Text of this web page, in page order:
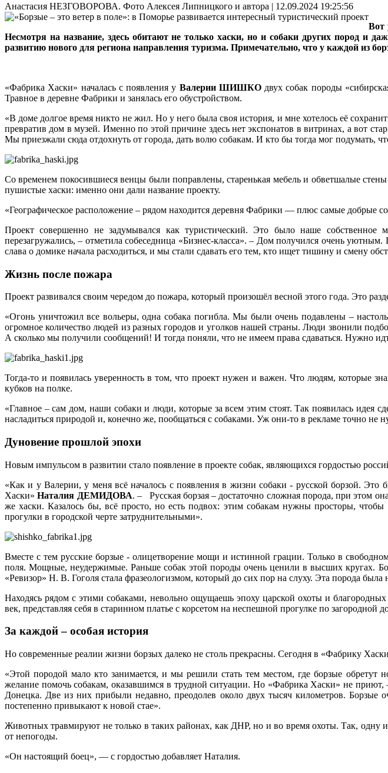
Анастасия НЕЗГОВОРОВА. Фото Алексея Липницкого и автора | 12.09.2024 19:25:56
Вот
Несмотря на название, здесь обитают не только хаски, но и собаки других пород и
развитию нового для региона направления туризма. Примечательно, что у каждой из
«Фабрика Хаски» началась с появления у Валерии ШИШКО двух собак породы
Травное в деревне Фабрики и занялась его обустройством.
«В доме долгое время никто не жил. Но у него была своя история, и мне хотелось её
превратив дом в музей. Именно по этой причине здесь нет экспонатов в витринах, а вот
Мы приезжали сюда отдохнуть от города, дать волю собакам. И кто бы тогда мог подумать,
Со временем покосившиеся венцы были поправлены, старенькая мебель и обветшалые
пушистые хаски: именно они дали название проекту.
«Географическое расположение – рядом находится деревня Фабрики — плюс самые добрые
Проект совершенно не задумывался как туристический. Это было наше
перезагружались, – отметила собеседница «Бизнес-класса». – Дом получился очень
слава о домике начала расходиться, и мы стали сдавать его тем, кто ищет тишину и смену
Жизнь после пожара
Проект развивался своим чередом до пожара, который произошёл весной этого года. Это
«Огонь уничтожил все вольеры, одна собака погибла. Мы были очень подавлены –
огромное количество людей из разных городов и уголков нашей страны. Люди звонили
А сколько мы получили сообщений! И тогда поняли, что не имеем права сдаваться. Нужно
Тогда-то и появилась уверенность в том, что проект нужен и важен. Что людям, которые
кубков на полке.
«Главное – сам дом, наши собаки и люди, которые за всем этим стоят. Так появилась идея
насладиться природой и, конечно же, пообщаться с собаками. Уж они-то в рекламе точно
Дуновение прошлой эпохи
Новым импульсом в развитии стало появление в проекте собак, являющихся гордостью
«Как и у Валерии, у меня всё началось с появления в жизни собаки - русской борзой.
Хаски»Наталия ДЕМИДОВА. – Русская борзая – достаточно сложная порода, при этом
же хаски. Казалось бы, всё просто, но есть подвох: этим собакам нужны просторы, чтобы
прогулки в городской черте затруднительными».
Вместе с тем русские борзые - олицетворение мощи и истинной грации. Только в
поля. Мощные, неудержимые. Раньше собак этой породы очень ценили в высших кругах.
«Ревизор» Н. В. Гоголя стала фразеологизмом, который до сих пор на слуху. Эта порода
Находясь рядом с этими собаками, невольно ощущаешь эпоху царской охоты и
век, представляя себя в старинном платье с корсетом на неспешной прогулке по загородной
За каждой – особая история
Но современные реалии жизни борзых далеко не столь прекрасны. Сегодня в «Фабрику
«Этой породой мало кто занимается, и мы решили стать тем местом, где борзые обретут
желание помочь собакам, оказавшимся в трудной ситуации. Но «Фабрика Хаски» не
Донецка. Две из них прибыли недавно, преодолев около двух тысяч километров.
постепенно привыкают к новой стае».
Животных травмируют не только в таких районах, как ДНР, но и во время охоты. Так, одну
от непогоды.
«Он настоящий боец», — с гордостью добавляет Наталия.